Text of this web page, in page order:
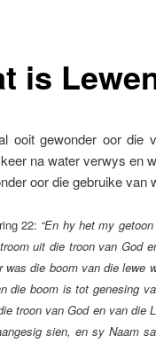
is
ooit gewonder oor die
na water verwys en
oor die gebruike van
22: “En hy het my getoon
uit die troon van God
was die boom van die lewe
die boom is tot genesing
troon van God en van die
sien, en sy Naam